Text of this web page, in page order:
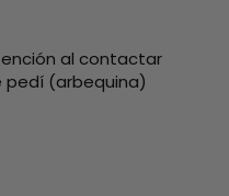
al contactar
pedí (arbequina)